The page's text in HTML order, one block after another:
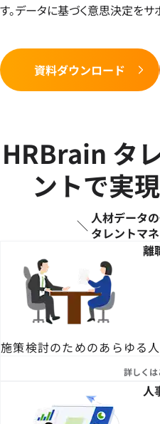
す。データに基づく意思決定をサ
資料ダウンロード
HRBrain タ
ントで実
人材データ
タレントマ
離
施策検討のためのあらゆる
詳しくは
人